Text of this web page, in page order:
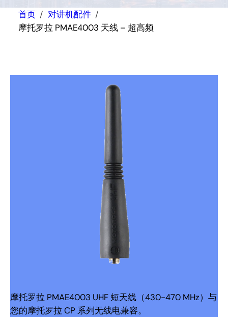
首页
对讲机配件
摩托罗拉 PMAE4003 天线 – 超高频
摩托罗拉 PMAE4003 UHF 短天线（430-470 MHz）与
您的摩托罗拉 CP 系列无线电兼容。